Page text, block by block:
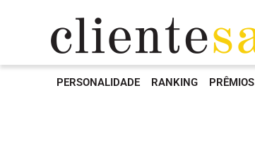
PERSONALIDADE RANKING PRÊMIOS